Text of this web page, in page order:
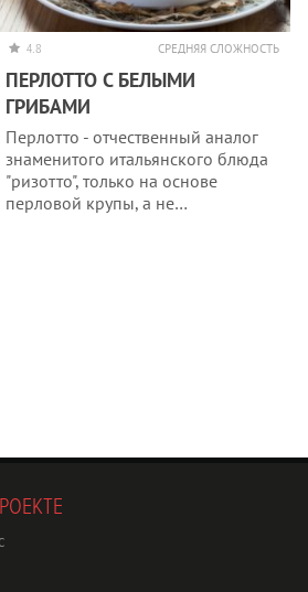
4.8 СРЕДНЯЯ СЛОЖНОСТЬ
ПЕРЛОТТО C БЕЛЫМИ
ГРИБАМИ
Перлотто - отчественный аналог
знаменитого итальянского блюда
"ризотто", только на основе
перловой крупы, а не…